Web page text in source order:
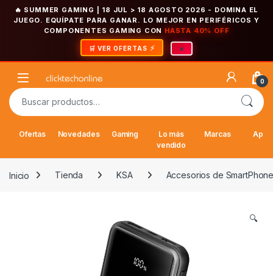
🔥 SUMMER GAMING | 18 JUL > 18 AGOSTO 2026 - DOMINA EL
JUEGO. EQUÍPATE PARA GANAR. LO MEJOR EN PERIFÉRICOS Y
COMPONENTES GAMING CON HASTA 40% OFF
🛒 VER OFERTAS ×
Open 0
Buscar por:
Ofertas Novedades Gaming
Lo más
vendido
Marcas
Inicio Tienda KSA Accesorios de
🔍